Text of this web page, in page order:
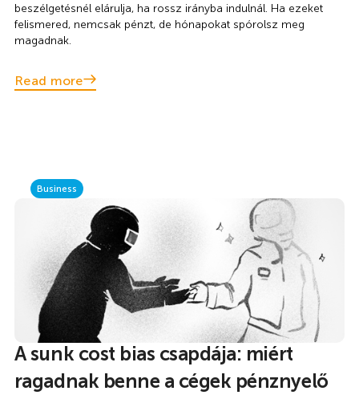
beszélgetésnél elárulja, ha rossz irányba indulnál. Ha ezeket
felismered, nemcsak pénzt, de hónapokat spórolsz meg
magadnak.
Read more
Business
A sunk cost bias csapdája: miért
ragadnak benne a cégek pénznyelő